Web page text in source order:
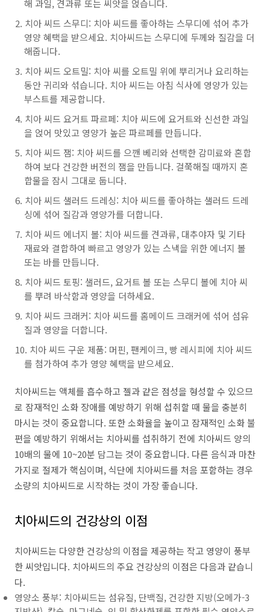
해 과일, 견과류 또는 씨앗을 얹습니다.
치아 씨드 스무디: 치아 씨드를 좋아하는 스무디에 섞어 추가
영양 혜택을 받으세요. 치아씨드는 스무디에 두께와 질감을 더
해줍니다.
치아 씨드 오트밀: 치아 씨를 오트밀 위에 뿌리거나 요리하는
동안 귀리와 섞습니다. 치아 씨드는 아침 식사에 영양가 있는
부스트를 제공합니다.
치아 씨드 요거트 파르페: 치아 씨드에 요거트와 신선한 과일
을 얹어 맛있고 영양가 높은 파르페를 만듭니다.
치아 씨드 잼: 치아 씨드를 으깬 베리와 선택한 감미료와 혼합
하여 보다 건강한 버전의 잼을 만듭니다. 걸쭉해질 때까지 혼
합물을 잠시 그대로 둡니다.
치아 씨드 샐러드 드레싱: 치아 씨드를 좋아하는 샐러드 드레
싱에 섞어 질감과 영양가를 더합니다.
치아 씨드 에너지 볼: 치아 씨드를 견과류, 대추야자 및 기타
재료와 결합하여 빠르고 영양가 있는 스낵을 위한 에너지 볼
또는 바를 만듭니다.
치아 씨드 토핑: 샐러드, 요거트 볼 또는 스무디 볼에 치아 씨
를 뿌려 바삭함과 영양을 더하세요.
치아 씨드 크래커: 치아 씨드를 홈메이드 크래커에 섞어 섬유
질과 영양을 더합니다.
치아 씨드 구운 제품: 머핀, 팬케이크, 빵 레시피에 치아 씨드
를 첨가하여 추가 영양 혜택을 받으세요.
치아씨드는 액체를 흡수하고 젤과 같은 점성을 형성할 수 있으므
로 잠재적인 소화 장애를 예방하기 위해 섭취할 때 물을 충분히
마시는 것이 중요합니다. 또한 소화율을 높이고 잠재적인 소화 불
편을 예방하기 위해서는 치아씨를 섭취하기 전에 치아씨드 양의
10배의 물에 10~20분 담그는 것이 중요합니다. 다른 음식과 마찬
가지로 절제가 핵심이며, 식단에 치아씨드를 처음 포함하는 경우
소량의 치아씨드로 시작하는 것이 가장 좋습니다.
치아씨드의 건강상의 이점
치아씨드는 다양한 건강상의 이점을 제공하는 작고 영양이 풍부
한 씨앗입니다. 치아씨드의 주요 건강상의 이점은 다음과 같습니
다.
영양소 풍부: 치아씨드는 섬유질, 단백질, 건강한 지방(오메가-3